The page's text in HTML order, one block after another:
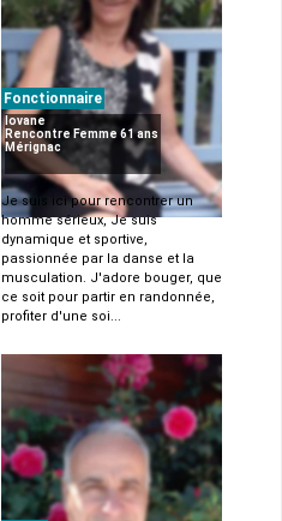
Fonctionnaire
lovane
Rencontre Femme 61 ans
Mérignac
Je suis ici pour rencontrer un
homme sérieux, Je suis
dynamique et sportive,
passionnée par la danse et la
musculation. J'adore bouger, que
ce soit pour partir en randonnée,
profiter d'une soi...